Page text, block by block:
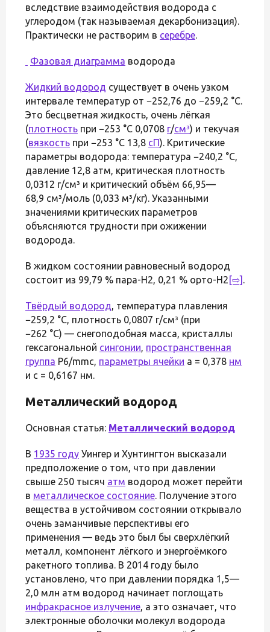
вследствие взаимодействия водорода с
углеродом (так называемая декарбонизация).
Практически не растворим в серебре.
Фазовая диаграмма водорода
Жидкий водород существует в очень узком
интервале температур от −252,76 до −259,2 °C.
Это бесцветная жидкость, очень лёгкая
(плотность при −253 °C 0,0708 г/см³) и текучая
(вязкость при −253 °C 13,8 сП). Критические
параметры водорода: температура −240,2 °C,
давление 12,8 атм, критическая плотность
0,0312 г/см³ и критический объём 66,95—
68,9 см³/моль (0,033 м³/кг). Указанными
значениями критических параметров
объясняются трудности при ожижении
водорода.
В жидком состоянии равновесный водород
состоит из 99,79 % пара-Н2, 0,21 % орто-Н2 [⇨] .
Твёрдый водород, температура плавления
−259,2 °C, плотность 0,0807 г/см³ (при
−262 °C) — снегоподобная масса, кристаллы
гексагональной сингонии, пространственная
группа P6/mmc, параметры ячейки a = 0,378 нм
и c = 0,6167 нм.
Металлический водород
Основная статья: Металлический водород
В 1935 году Уингер и Хунтингтон высказали
предположение о том, что при давлении
свыше 250 тысяч атм водород может перейти
в металлическое состояние. Получение этого
вещества в устойчивом состоянии открывало
очень заманчивые перспективы его
применения — ведь это был бы сверхлёгкий
металл, компонент лёгкого и энергоёмкого
ракетного топлива. В 2014 году было
установлено, что при давлении порядка 1,5—
2,0 млн атм водород начинает поглощать
инфракрасное излучение, а это означает, что
электронные оболочки молекул водорода